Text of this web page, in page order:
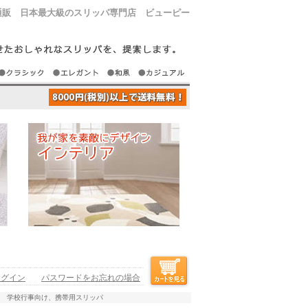
販 日本最大級のスリッパ専門店 ビューピー
イン パスワードをお忘れの場合
校行事向け、携帯用スリッパ